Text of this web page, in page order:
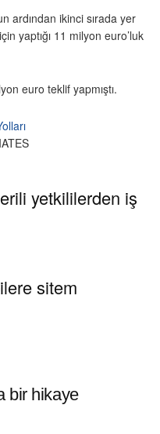
ardından ikinci sırada yer
yaptığı 11 milyon euro’luk
euro teklif yapmıştı.
yetkililerden iş
sitem
bir hikaye